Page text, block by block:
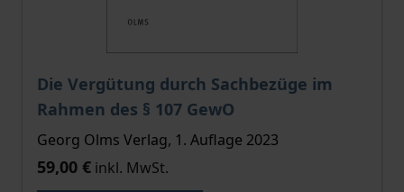
Die Vergütung durch Sachbezüge im
Rahmen des § 107 GewO
Georg Olms Verlag, 1. Auflage 2023
59,00 € inkl. MwSt.